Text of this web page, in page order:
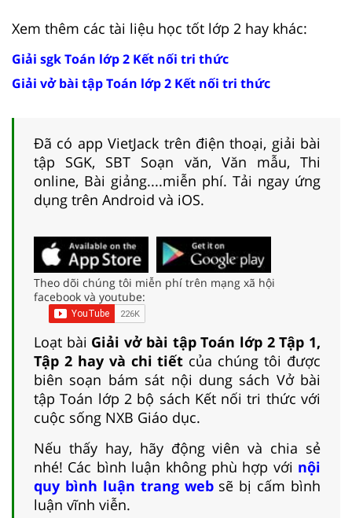
Xem thêm các tài liệu học tốt lớp 2 hay khác:
Giải sgk Toán lớp 2 Kết nối tri thức
Giải vở bài tập Toán lớp 2 Kết nối tri thức
Đã có app VietJack trên điện thoại, giải bài
tập SGK, SBT Soạn văn, Văn mẫu, Thi
online, Bài giảng....miễn phí. Tải ngay ứng
dụng trên Android và iOS.
Theo dõi chúng tôi miễn phí trên mạng xã hội
facebook và youtube:
Loạt bài Giải vở bài tập Toán lớp 2 Tập 1,
Tập 2 hay và chi tiết của chúng tôi được
biên soạn bám sát nội dung sách Vở bài
tập Toán lớp 2 bộ sách Kết nối tri thức với
cuộc sống NXB Giáo dục.
Nếu thấy hay, hãy động viên và chia sẻ
nhé! Các bình luận không phù hợp với nội
quy bình luận trang websẽ bị cấm bình
luận vĩnh viễn.